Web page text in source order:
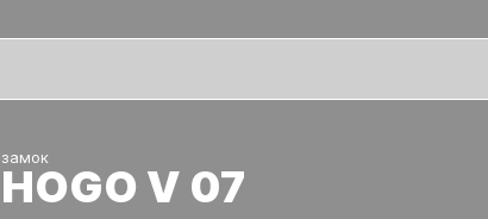
замок
HOGO V 07